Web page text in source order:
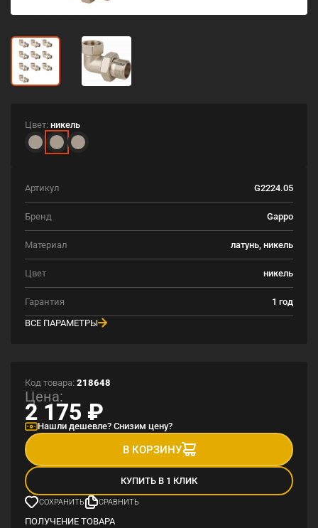
Цвет: никель
Артикул G2224.05
Бренд Gappo
Материал латунь, никель
Цвет никель
Гарантия
1 год
ВСЕ ПАРАМЕТРЫ
Код товара: 218648
Цена:
2 175 ₽
Нашли дешевле? Снизим цену?
В КОРЗИНУ
КУПИТЬ В 1 КЛИК
СОХРАНИТЬ СРАВНИТЬ
ПОЛУЧЕНИЕ ТОВАРА